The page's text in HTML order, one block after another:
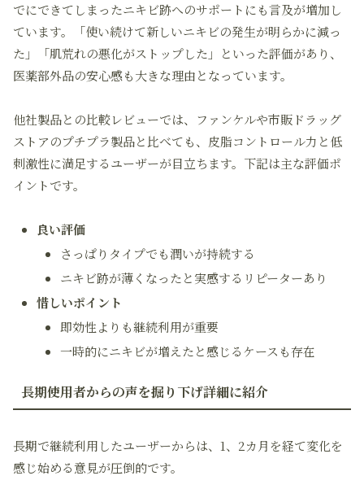
でにできてしまったニキビ跡へのサポートにも言及が増加し
ています。「使い続けて新しいニキビの発生が明らかに減っ
た」「肌荒れの悪化がストップした」といった評価があり、
医薬部外品の安心感も大きな理由となっています。
他社製品との比較レビューでは、ファンケルや市販ドラッグ
ストアのプチプラ製品と比べても、皮脂コントロール力と低
刺激性に満足するユーザーが目立ちます。下記は主な評価ポ
イントです。
良い評価
さっぱりタイプでも潤いが持続する
ニキビ跡が薄くなったと実感するリピーターあり
惜しいポイント
即効性よりも継続利用が重要
一時的にニキビが増えたと感じるケースも存在
長期使用者からの声を掘り下げ詳細に紹介
長期で継続利用したユーザーからは、1、2カ月を経て変化を
感じ始める意見が圧倒的です。